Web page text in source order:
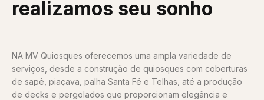
realizamos seu sonho
NA MV Quiosques oferecemos uma ampla variedade de
serviços, desde a construção de quiosques com coberturas
de sapê, piaçava, palha Santa Fé e Telhas, até a produção
de decks e pergolados que proporcionam elegância e